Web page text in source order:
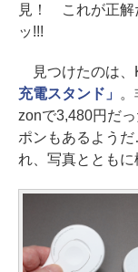
見！ これが正解
ッ!!!
見つけたのは、
充電スタンド」
zonで3,480円だ
ポンもあるよう
れ、写真とともに